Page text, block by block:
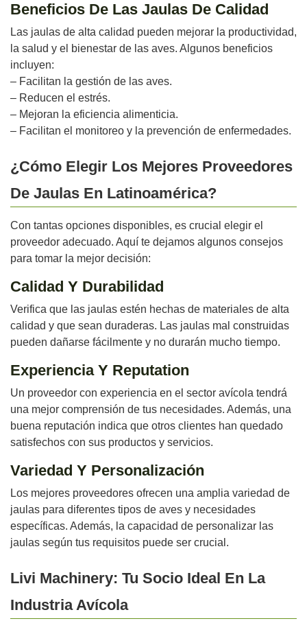
Beneficios De Las Jaulas De Calidad
Las jaulas de alta calidad pueden mejorar la productividad,
la salud y el bienestar de las aves. Algunos beneficios
incluyen:
– Facilitan la gestión de las aves.
– Reducen el estrés.
– Mejoran la eficiencia alimenticia.
– Facilitan el monitoreo y la prevención de enfermedades.
¿Cómo Elegir Los Mejores Proveedores
De Jaulas En Latinoamérica?
Con tantas opciones disponibles, es crucial elegir el
proveedor adecuado. Aquí te dejamos algunos consejos
para tomar la mejor decisión:
Calidad Y Durabilidad
Verifica que las jaulas estén hechas de materiales de alta
calidad y que sean duraderas. Las jaulas mal construidas
pueden dañarse fácilmente y no durarán mucho tiempo.
Experiencia Y Reputation
Un proveedor con experiencia en el sector avícola tendrá
una mejor comprensión de tus necesidades. Además, una
buena reputación indica que otros clientes han quedado
satisfechos con sus productos y servicios.
Variedad Y Personalización
Los mejores proveedores ofrecen una amplia variedad de
jaulas para diferentes tipos de aves y necesidades
específicas. Además, la capacidad de personalizar las
jaulas según tus requisitos puede ser crucial.
Livi Machinery: Tu Socio Ideal En La
Industria Avícola